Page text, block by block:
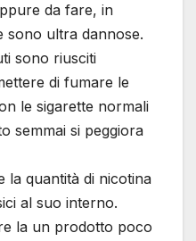
da fare, in
sono ultra dannose.
sono riusciti
di fumare le
le sigarette normali
semmai si peggiora
la quantità di nicotina
al suo interno.
la un prodotto poco